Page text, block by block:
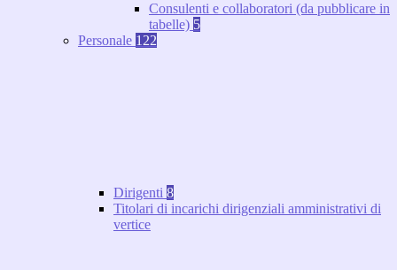
Consulenti e collaboratori (da pubblicare in
tabelle) 5
Personale 122
Dirigenti 8
Titolari di incarichi dirigenziali amministrativi di
vertice